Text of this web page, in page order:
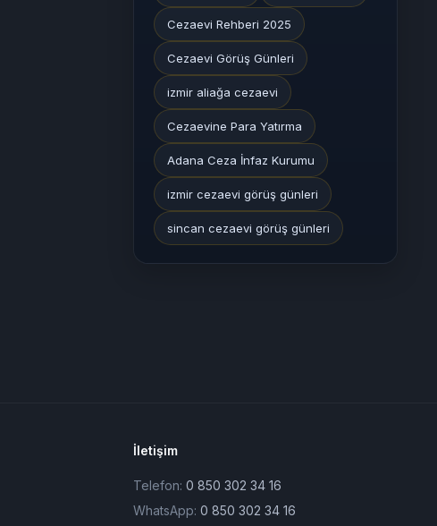
Cezaevi Rehberi 2025
Cezaevi Görüş Günleri
izmir aliağa cezaevi
Cezaevine Para Yatırma
Adana Ceza İnfaz Kurumu
izmir cezaevi görüş günleri
sincan cezaevi görüş günleri
İletişim
Telefon: 0 850 302 34 16
WhatsApp: 0 850 302 34 16